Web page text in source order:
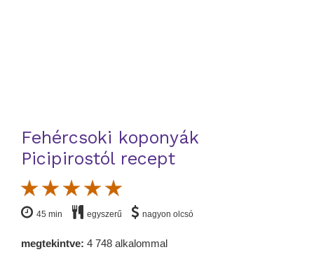
Fehércsoki koponyák
Picipirostól recept
45 min egyszerű nagyon olcsó
megtekintve: 4 748 alkalommal